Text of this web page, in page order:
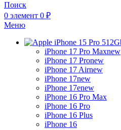
Поиск
0 элемент 0 ₽
Меню
iPhone 17 Pro Maxnew
iPhone 17 Pronew
iPhone 17 Airnew
iPhone 17new
iPhone 17enew
iPhone 16 Pro Max
iPhone 16 Pro
iPhone 16 Plus
iPhone 16